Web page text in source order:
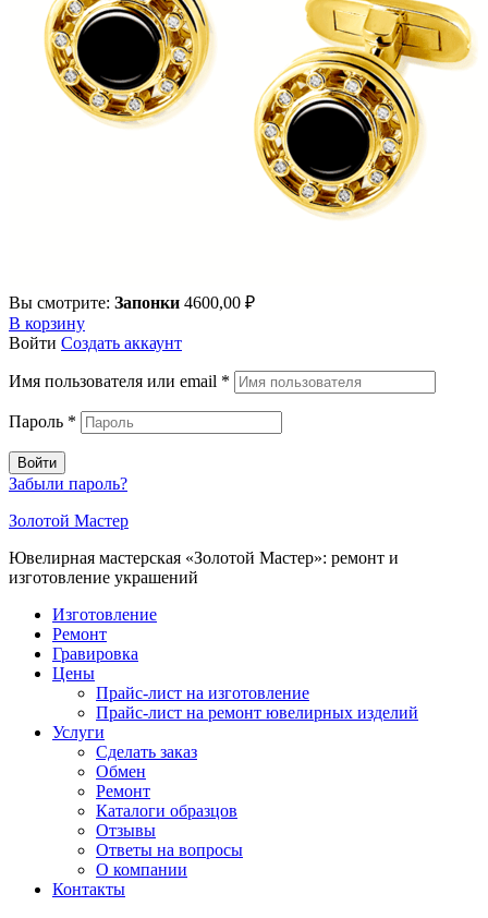
Вы смотрите: Запонки 4600,00 ₽
В корзину
Войти Создать аккаунт
Имя пользователя или email *
Пароль *
Войти
Забыли пароль?
Золотой Мастер
Ювелирная мастерская «Золотой Мастер»: ремонт и
изготовление украшений
Изготовление
Ремонт
Гравировка
Цены
Прайс-лист на изготовление
Прайс-лист на ремонт ювелирных изделий
Услуги
Сделать заказ
Обмен
Ремонт
Каталоги образцов
Отзывы
Ответы на вопросы
О компании
Контакты